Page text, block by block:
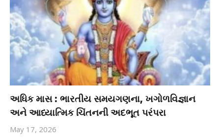
અધિક માસ : ભારતીય સમયગણના, ખગોળવિજ્ઞાન
અને આધ્યાત્મિક ચિંતનની અદભૂત પરંપરા
May 17, 2026